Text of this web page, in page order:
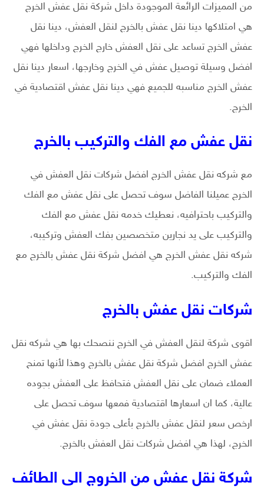
من المميزات الرائعة الموجودة داخل شركة نقل عفش الخرج
هي امتلاكها دينا نقل عفش بالخرج لنقل العفش، دينا نقل
عفش الخرج تساعد على نقل العفش خارج الخرج وداخلها فهي
افضل وسيلة توصيل عفش في الخرج وخارجها، اسعار دينا نقل
عفش الخرج مناسبه للجميع فهي دينا نقل عفش اقتصادية في
الخرج.
نقل عفش مع الفك والتركيب بالخرج
مع شركه نقل عفش الخرج افضل شركات نقل العفش في
الخرج عميلنا الفاضل سوف تحصل على نقل عفش مع الفك
والتركيب باحترافيه، نعطيك خدمه نقل عفش مع الفك
والتركيب على يد نجارين متخصصين بفك العفش وتركيبه،
شركه نقل عفش الخرج هي افضل شركة نقل عفش بالخرج مع
الفك والتركيب.
شركات نقل عفش بالخرج
اقوى شركة لنقل العفش في الخرج ننصحك بها هي شركه نقل
عفش الخرج افضل شركة نقل عفش بالخرج وهذا لأنها تمنح
العملاء ضمان على نقل العفش فتحافظ على العفش بجوده
عالية، كما ان اسعارها اقتصادية فمعها سوف تحصل على
ارخص سعر لنقل عفش بالخرج بأعلى جودة نقل عفش في
الخرج، لهذا هي افضل شركات نقل العفش بالخرج.
شركة نقل عفش من الخروج الى الطائف